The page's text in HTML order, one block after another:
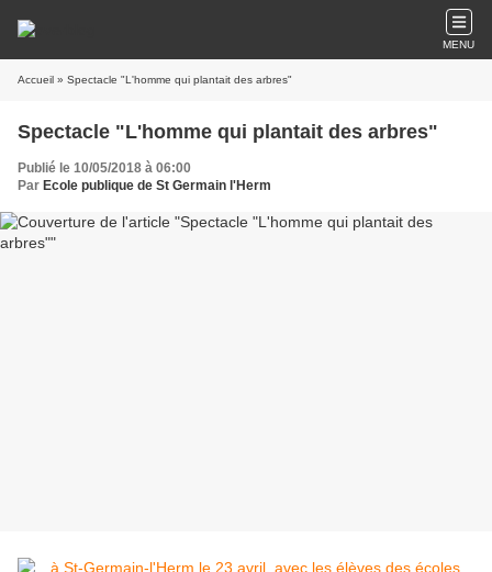
MENU
Accueil » Spectacle "L'homme qui plantait des arbres"
Spectacle "L'homme qui plantait des arbres"
Publié le 10/05/2018 à 06:00
Par Ecole publique de St Germain l'Herm